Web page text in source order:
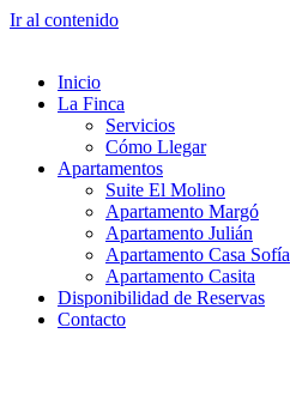
Ir al contenido
Inicio
La Finca
Servicios
Cómo Llegar
Apartamentos
Suite El Molino
Apartamento Margó
Apartamento Julián
Apartamento Casa Sofía
Apartamento Casita
Disponibilidad de Reservas
Contacto